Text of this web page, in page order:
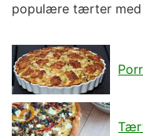
populære tærter